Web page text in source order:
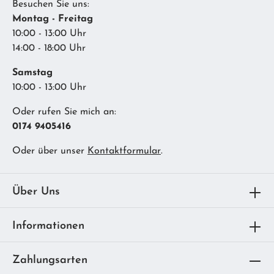
Besuchen Sie uns:
Montag - Freitag
10:00 - 13:00 Uhr
14:00 - 18:00 Uhr
Samstag
10:00 - 13:00 Uhr
Oder rufen Sie mich an:
0174 9405416
Oder über unser Kontaktformular.
Über Uns
Informationen
Zahlungsarten